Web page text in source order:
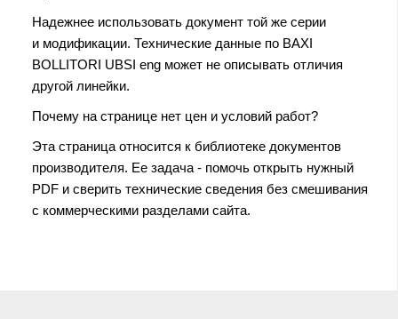
Надежнее использовать документ той же серии
и модификации. Технические данные по BAXI
BOLLITORI UBSI eng может не описывать отличия
другой линейки.
Почему на странице нет цен и условий работ?
Эта страница относится к библиотеке документов
производителя. Ее задача - помочь открыть нужный
PDF и сверить технические сведения без смешивания
с коммерческими разделами сайта.